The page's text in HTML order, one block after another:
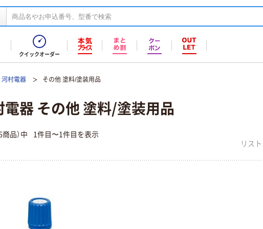
クイックオーダー
河村電器 その他 塗料/塗装用品
電器 その他 塗料/塗装用品
商品）中 1件目〜1件目を表示
リスト